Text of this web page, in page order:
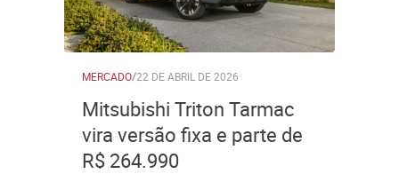
MERCADO/22 DE ABRIL DE 2026
Mitsubishi Triton Tarmac
vira versão fixa e parte de
R$ 264.990